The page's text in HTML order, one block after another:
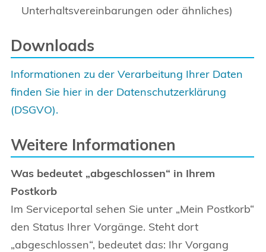
Unterhaltsvereinbarungen oder ähnliches)
Downloads
Informationen zu der Verarbeitung Ihrer Daten
finden Sie hier in der Datenschutzerklärung
(DSGVO).
Weitere Informationen
Was bedeutet „abgeschlossen“ in Ihrem
Postkorb
Im Serviceportal sehen Sie unter „Mein Postkorb“
den Status Ihrer Vorgänge. Steht dort
„abgeschlossen“, bedeutet das: Ihr Vorgang